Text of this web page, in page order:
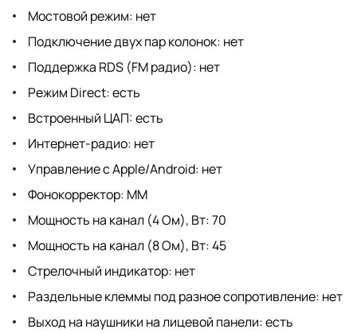
Мостовой режим: нет
Подключение двух пар колонок: нет
Поддержка RDS (FM радио): нет
Режим Direct: есть
Встроенный ЦАП: есть
Интернет-радио: нет
Управление с Apple/Android: нет
Фонокорректор: MM
Мощность на канал (4 Ом), Вт: 70
Мощность на канал (8 Ом), Вт: 45
Стрелочный индикатор: нет
Раздельные клеммы под разное сопротивление: нет
Выход на наушники на лицевой панели: есть